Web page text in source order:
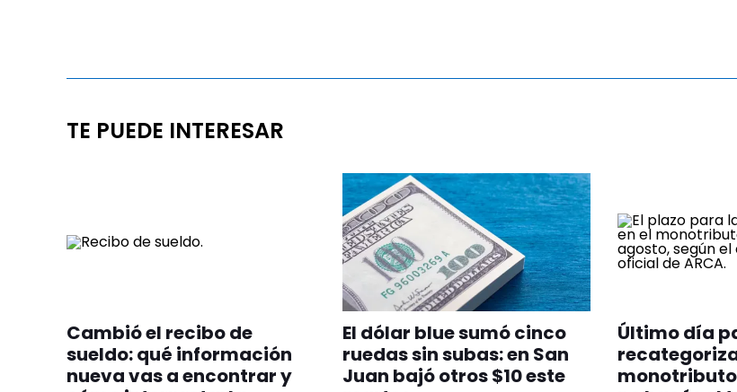
TE PUEDE INTERESAR
Cambió el recibo de
sueldo: qué información
nueva vas a encontrar y
El dólar blue sumó cinco
ruedas sin subas: en San
Juan bajó otros $10 este
Último día